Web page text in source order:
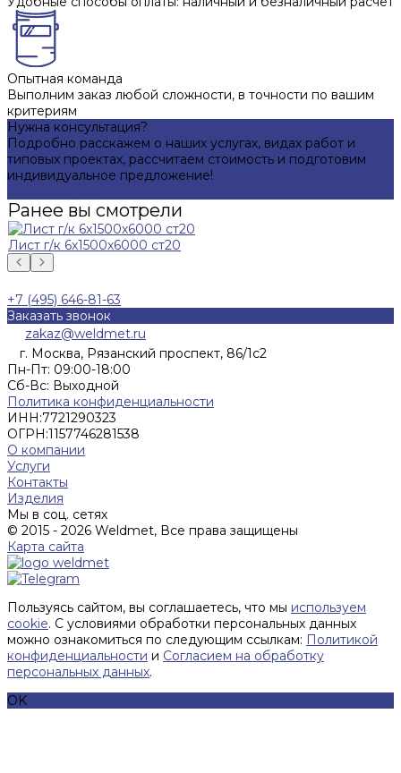
Опытная команда
Выполним заказ любой сложности, в точности по вашим
критериям
Нужна консультация?
Подробно расскажем о наших услугах, видах работ и
типовых проектах, рассчитаем стоимость и подготовим
индивидуальное предложение!
Ранее вы смотрели
Лист г/к 6х1500х6000 ст20
+7 (495) 646-81-63
Заказать звонок
zakaz@weldmet.ru
г. Москва, Рязанский проспект, 86/1с2
Пн-Пт: 09:00-18:00
Cб-Вс: Выходной
Политика конфиденциальности
ИНН:7721290323
ОГРН:1157746281538
О компании
Услуги
Контакты
Изделия
Мы в соц. сетях
© 2015 - 2026 Weldmet, Все права защищены
Карта сайта
Пользуясь сайтом, вы соглашаетесь, что мы используем
cookie. С условиями обработки персональных данных
можно ознакомиться по следующим ссылкам: Политикой
конфиденциальности и Согласием на обработку
персональных данных.
OK